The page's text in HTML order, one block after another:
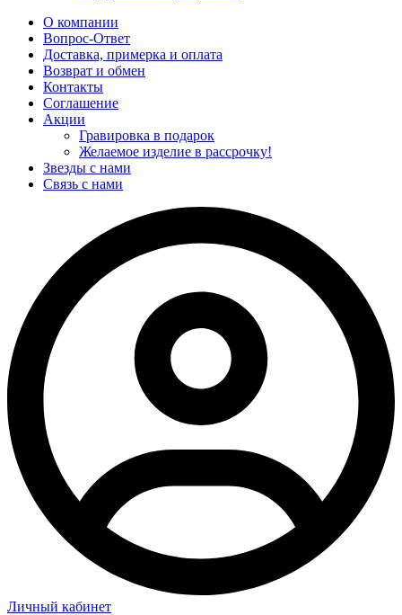
О компании
Вопрос-Ответ
Доставка, примерка и оплата
Возврат и обмен
Контакты
Соглашение
Акции
Гравировка в подарок
Желаемое изделие в рассрочку!
Звезды с нами
Связь с нами
Личный кабинет